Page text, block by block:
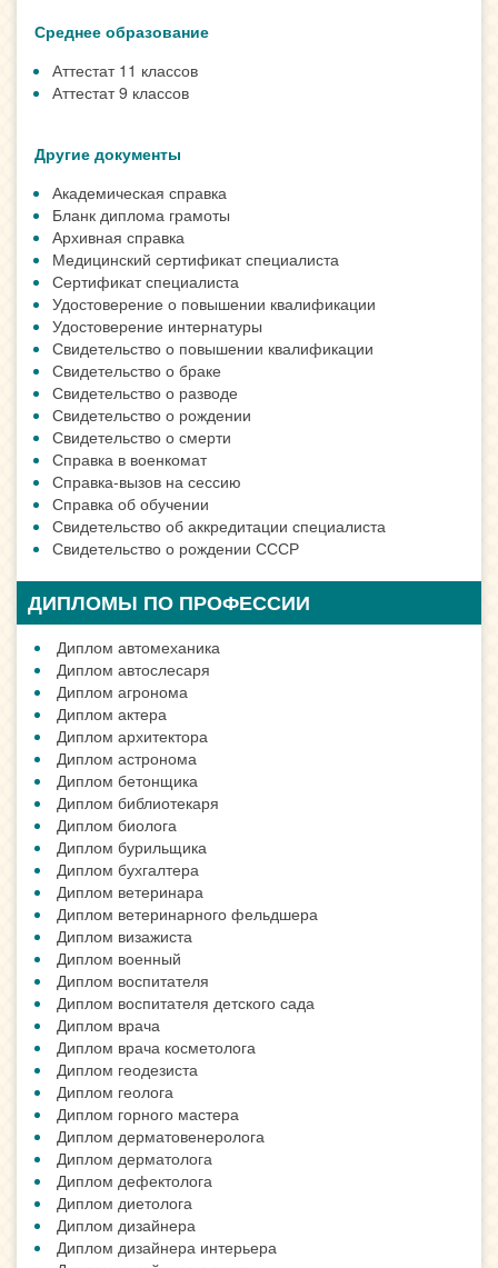
Среднее образование
Аттестат 11 классов
Аттестат 9 классов
Другие документы
Академическая справка
Бланк диплома грамоты
Архивная справка
Медицинский сертификат специалиста
Сертификат специалиста
Удостоверение о повышении квалификации
Удостоверение интернатуры
Свидетельство о повышении квалификации
Свидетельство о браке
Свидетельство о разводе
Свидетельство о рождении
Свидетельство о смерти
Справка в военкомат
Справка-вызов на сессию
Справка об обучении
Свидетельство об аккредитации специалиста
Свидетельство о рождении СССР
ДИПЛОМЫ ПО ПРОФЕССИИ
Диплом автомеханика
Диплом автослесаря
Диплом агронома
Диплом актера
Диплом архитектора
Диплом астронома
Диплом бетонщика
Диплом библиотекаря
Диплом биолога
Диплом бурильщика
Диплом бухгалтера
Диплом ветеринара
Диплом ветеринарного фельдшера
Диплом визажиста
Диплом военный
Диплом воспитателя
Диплом воспитателя детского сада
Диплом врача
Диплом врача косметолога
Диплом геодезиста
Диплом геолога
Диплом горного мастера
Диплом дерматовенеролога
Диплом дерматолога
Диплом дефектолога
Диплом диетолога
Диплом дизайнера
Диплом дизайнера интерьера